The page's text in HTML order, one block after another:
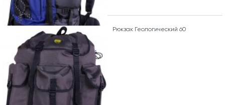
Рюкзак Геологический 60